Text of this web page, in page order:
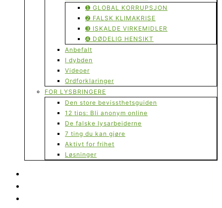
➊ GLOBAL KORRUPSJON
➋ FALSK KLIMAKRISE
➌ ISKALDE VIRKEMIDLER
➍ DØDELIG HENSIKT
Anbefalt
I dybden
Videoer
Ordforklaringer
FOR LYSBRINGERE
Den store bevissthetsguiden
12 tips: Bli anonym online
De falske lysarbeiderne
7 ting du kan gjøre
Aktivt for frihet
Løsninger